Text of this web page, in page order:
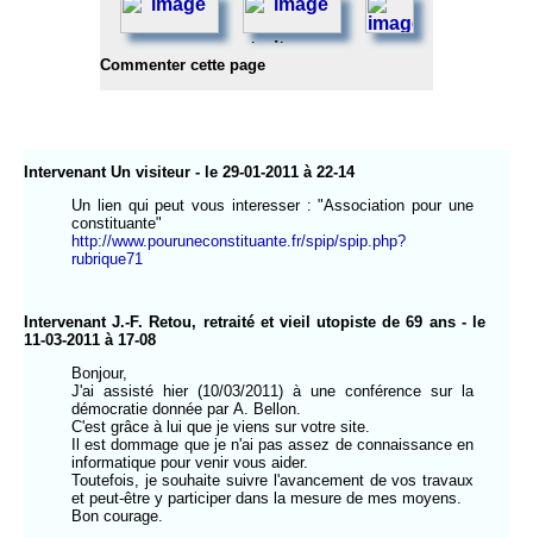
Commenter cette page
Intervenant Un visiteur - le 29-01-2011 à 22-14
Un lien qui peut vous interesser : "Association pour une
constituante"
http://www.pouruneconstituante.fr/spip/spip.php?
rubrique71
Intervenant J.-F. Retou, retraité et vieil utopiste de 69 ans - le
11-03-2011 à 17-08
Bonjour,
J'ai assisté hier (10/03/2011) à une conférence sur la
démocratie donnée par A. Bellon.
C'est grâce à lui que je viens sur votre site.
Il est dommage que je n'ai pas assez de connaissance en
informatique pour venir vous aider.
Toutefois, je souhaite suivre l'avancement de vos travaux
et peut-être y participer dans la mesure de mes moyens.
Bon courage.